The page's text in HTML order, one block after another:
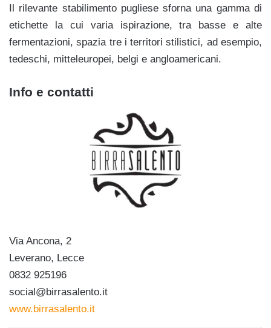
Il rilevante stabilimento pugliese sforna una gamma di
etichette la cui varia ispirazione, tra basse e alte
fermentazioni, spazia tre i territori stilistici, ad esempio,
tedeschi, mitteleuropei, belgi e angloamericani.
Info e contatti
Via Ancona, 2
Leverano, Lecce
0832 925196
social@birrasalento.it
www.birrasalento.it